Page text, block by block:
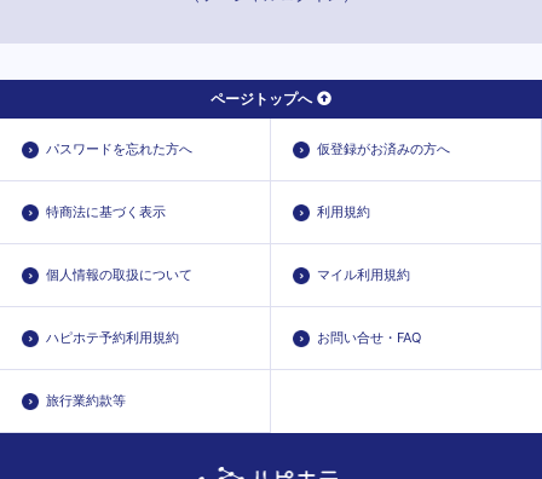
ページトップへ
パスワードを忘れた方へ 仮登録がお済みの方へ
特商法に基づく表示 利用規約
個人情報の取扱について マイル利用規約
ハピホテ予約利用規約 お問い合せ・FAQ
旅行業約款等